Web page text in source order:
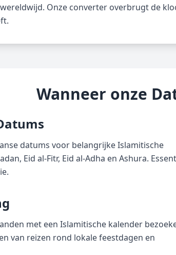
Onze converter overbrugt de
Wanneer onze
datums voor belangrijke Islamitische
Eid al-Fitr, Eid al-Adha en Ashura.
met een Islamitische kalender
van reizen rond lokale feestdagen en